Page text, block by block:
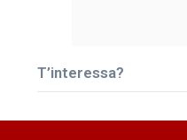
T’interessa?